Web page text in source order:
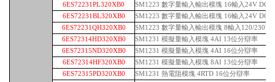
6ES72231PL320XB0
SM1223 數字量輸入輸出模塊 16輸入24V DC/
6ES72231BL320XB0
SM1223 數字量輸入輸出模塊 16輸入24V DC/
6ES72231QH320XB0
SM1223 數字量輸入輸出模塊 8輸入120/230V
6ES72314HD320XB0
SM1231 模擬量輸入模塊 4AI 13位分辯率
6ES72315ND320XB0
SM1231 模擬量輸入模塊 4AI 16位分辯率
6ES72314HF320XB0
SM1231 模擬量輸入模塊 8AI 13位分辯率
6ES72315PD320XB0
SM1231 熱電阻模塊 4RTD 16位分辯率